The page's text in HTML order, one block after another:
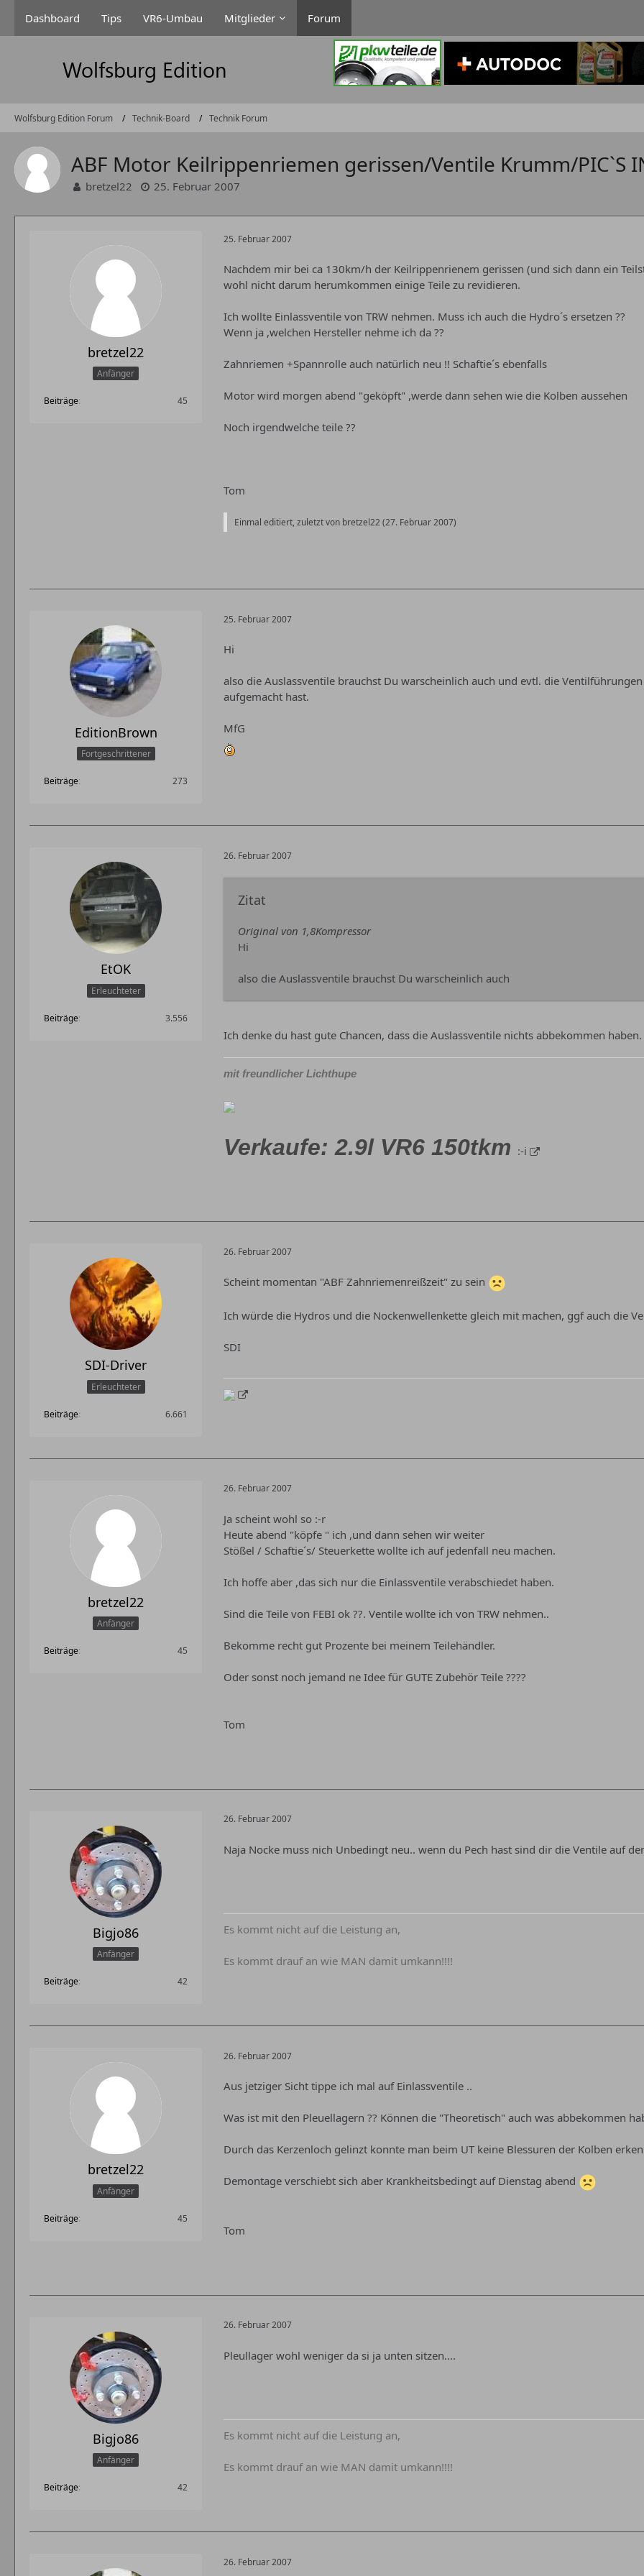
Dashboard Tips VR6-Umbau Mitglieder Forum
Wolfsburg Edition Forum Technik-Board Technik Forum
ABF Motor Keilrippenriemen gerissen/Ventile Krumm/PIC`S
bretzel22 25. Februar 2007
bretzel22
Anfänger
Beiträge 45
25. Februar 2007
Nachdem mir bei ca 130km/h der Keilrippenrienem gerissen (und sich dann ein
wohl nicht darum herumkommen einige Teile zu revidieren.
Ich wollte Einlassventile von TRW nehmen. Muss ich auch die Hydro´s ersetzen ??
Wenn ja ,welchen Hersteller nehme ich da ??
Zahnriemen +Spannrolle auch natürlich neu !! Schaftie´s ebenfalls
Motor wird morgen abend "geköpft" ,werde dann sehen wie die Kolben aussehen
Noch irgendwelche teile ??
Tom
Einmal editiert, zuletzt von bretzel22 (27. Februar 2007)
EditionBrown
Fortgeschrittener
Beiträge 273
25. Februar 2007
Hi
also die Auslassventile brauchst Du warscheinlich auch und evtl. die
aufgemacht hast.
MfG
EtOK
Erleuchteter
Beiträge 3.556
26. Februar 2007
Zitat
Original von 1,8Kompressor
Hi
also die Auslassventile brauchst Du warscheinlich auch
Ich denke du hast gute Chancen, dass die Auslassventile nichts abbekommen haben.
mit freundlicher Lichthupe
Verkaufe: 2.9l VR6 150tkm :-i
SDI-Driver
Erleuchteter
Beiträge 6.661
26. Februar 2007
Scheint momentan "ABF Zahnriemenreißzeit" zu sein
Ich würde die Hydros und die Nockenwellenkette gleich mit machen, ggf auch die
SDI
bretzel22
Anfänger
Beiträge 45
26. Februar 2007
Ja scheint wohl so :-r
Heute abend "köpfe " ich ,und dann sehen wir weiter
Stößel / Schaftie´s/ Steuerkette wollte ich auf jedenfall neu machen.
Ich hoffe aber ,das sich nur die Einlassventile verabschiedet haben.
Sind die Teile von FEBI ok ??. Ventile wollte ich von TRW nehmen..
Bekomme recht gut Prozente bei meinem Teilehändler.
Oder sonst noch jemand ne Idee für GUTE Zubehör Teile ????
Tom
Bigjo86
Anfänger
Beiträge 42
26. Februar 2007
Naja Nocke muss nich Unbedingt neu.. wenn du Pech hast sind dir die Ventile auf
Es kommt nicht auf die Leistung an,
Es kommt drauf an wie MAN damit umkann!!!!
bretzel22
Anfänger
Beiträge 45
26. Februar 2007
Aus jetziger Sicht tippe ich mal auf Einlassventile ..
Was ist mit den Pleuellagern ?? Können die "Theoretisch" auch was abbekommen
Durch das Kerzenloch gelinzt konnte man beim UT keine Blessuren der Kolben
Demontage verschiebt sich aber Krankheitsbedingt auf Dienstag abend
Tom
Bigjo86
Anfänger
Beiträge 42
26. Februar 2007
Pleullager wohl weniger da si ja unten sitzen....
Es kommt nicht auf die Leistung an,
Es kommt drauf an wie MAN damit umkann!!!!
26. Februar 2007